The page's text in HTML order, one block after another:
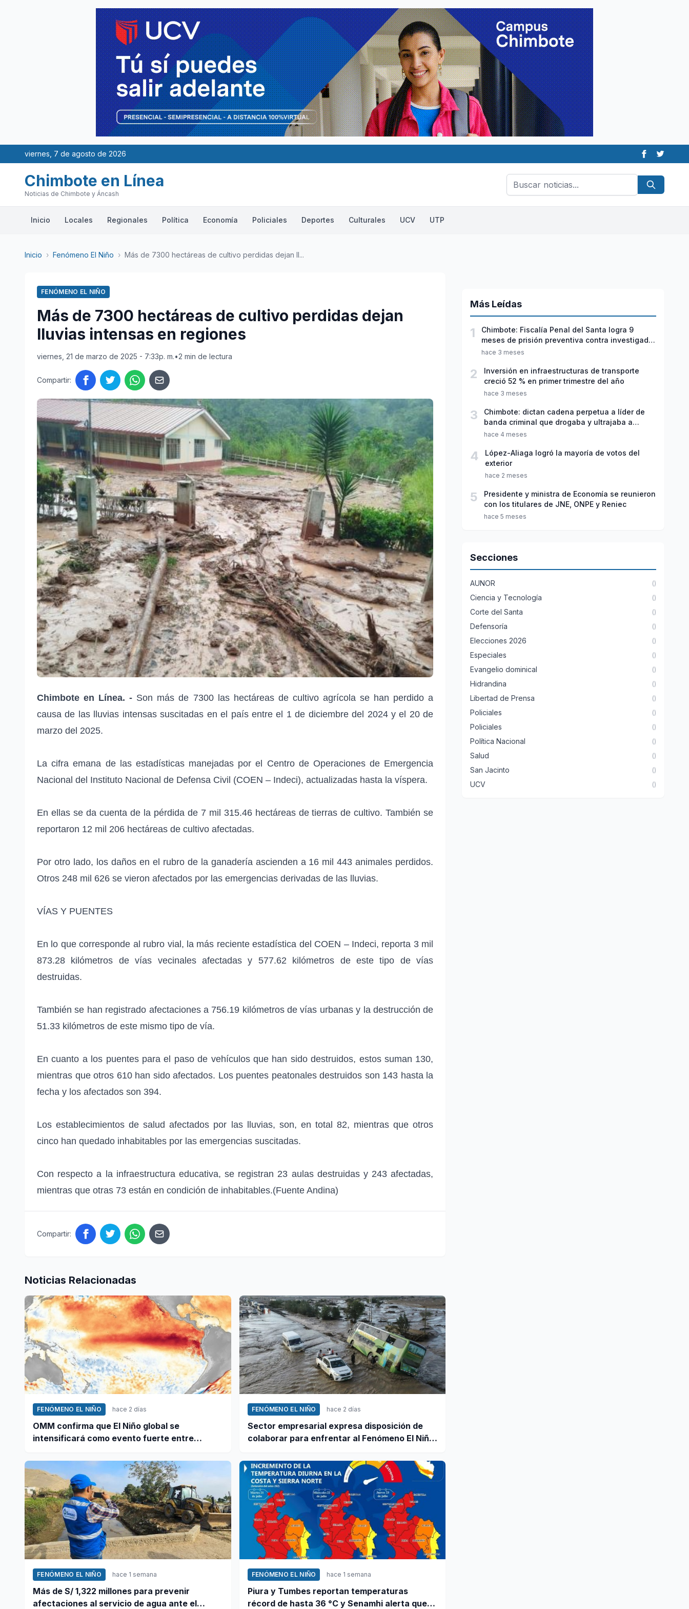
viernes, 7 de agosto de 2026
Chimbote en Línea
Noticias de Chimbote y Áncash
Inicio Locales Regionales Política Economía Policiales Deportes Culturales UCV UTP
Inicio › Fenómeno El Niño › Más de 7300 hectáreas de cultivo perdidas dejan ll...
FENÓMENO EL NIÑO
Más de 7300 hectáreas de cultivo perdidas dejan
lluvias intensas en regiones
viernes, 21 de marzo de 2025 - 7:33p. m.•2 min de lectura
Compartir:
Chimbote en Línea. - Son más de 7300 las hectáreas de cultivo agrícola se han perdido a
causa de las lluvias intensas suscitadas en el país entre el 1 de diciembre del 2024 y el 20 de
marzo del 2025.
La cifra emana de las estadísticas manejadas por el Centro de Operaciones de Emergencia
Nacional del Instituto Nacional de Defensa Civil (COEN – Indeci), actualizadas hasta la víspera.
En ellas se da cuenta de la pérdida de 7 mil 315.46 hectáreas de tierras de cultivo. También se
reportaron 12 mil 206 hectáreas de cultivo afectadas.
Por otro lado, los daños en el rubro de la ganadería ascienden a 16 mil 443 animales perdidos.
Otros 248 mil 626 se vieron afectados por las emergencias derivadas de las lluvias.
VÍAS Y PUENTES
En lo que corresponde al rubro vial, la más reciente estadística del COEN – Indeci, reporta 3 mil
873.28 kilómetros de vías vecinales afectadas y 577.62 kilómetros de este tipo de vías
destruidas.
También se han registrado afectaciones a 756.19 kilómetros de vías urbanas y la destrucción de
51.33 kilómetros de este mismo tipo de vía.
En cuanto a los puentes para el paso de vehículos que han sido destruidos, estos suman 130,
mientras que otros 610 han sido afectados. Los puentes peatonales destruidos son 143 hasta la
fecha y los afectados son 394.
Los establecimientos de salud afectados por las lluvias, son, en total 82, mientras que otros
cinco han quedado inhabitables por las emergencias suscitadas.
Con respecto a la infraestructura educativa, se registran 23 aulas destruidas y 243 afectadas,
mientras que otras 73 están en condición de inhabitables.(Fuente Andina)
Compartir:
Noticias Relacionadas
FENÓMENO EL NIÑO hace 2 días
OMM confirma que El Niño global se
intensificará como evento fuerte entre
FENÓMENO EL NIÑO hace 2 días
Sector empresarial expresa disposición de
colaborar para enfrentar al Fenómeno El Niño,
FENÓMENO EL NIÑO hace 1 semana
Más de S/ 1,322 millones para prevenir
afectaciones al servicio de agua ante el
FENÓMENO EL NIÑO hace 1 semana
Piura y Tumbes reportan temperaturas
récord de hasta 36 °C y Senamhi alerta que
Más Leídas
1
Chimbote: Fiscalía Penal del Santa logra 9
meses de prisión preventiva contra investigado
por violación sexual y tentativa de feminicidio
hace 3 meses
2
Inversión en infraestructuras de transporte
creció 52 % en primer trimestre del año
hace 3 meses
3
Chimbote: dictan cadena perpetua a líder de
banda criminal que drogaba y ultrajaba a
jóvenes
hace 4 meses
4
López-Aliaga logró la mayoría de votos del
exterior
hace 2 meses
5
Presidente y ministra de Economía se reunieron
con los titulares de JNE, ONPE y Reniec
hace 5 meses
Secciones
AUNOR ()
Ciencia y Tecnología ()
Corte del Santa ()
Defensoría ()
Elecciones 2026 ()
Especiales ()
Evangelio dominical ()
Hidrandina ()
Libertad de Prensa ()
Policiales ()
Policiales ()
Política Nacional ()
Salud ()
San Jacinto ()
UCV ()